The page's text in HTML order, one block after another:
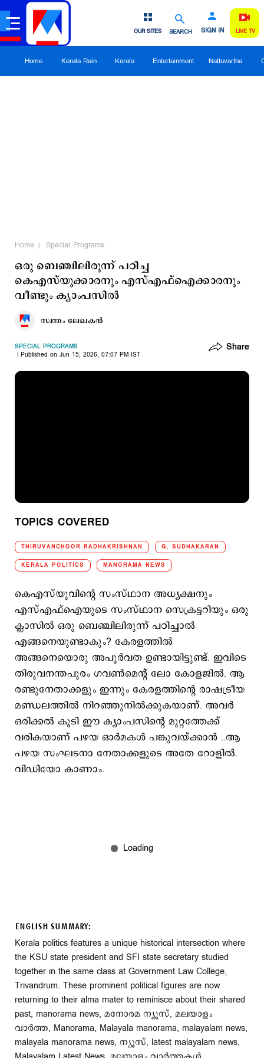
SEARCH SIGN IN
OUR SITES LIVE TV
Home Kerala Rain Kerala Entertainment Nattuvartha
Home Special Programs
ഒരു ബെഞ്ചിലിരുന്ന് പഠിച്ച
കെഎസ്‌യുക്കാരനും എസ്എഫ്ഐക്കാരനും
വീണ്ടും ക്യാംപസില്‍
സ്വന്തം ലേഖകൻ
SPECIAL PROGRAMS
Published on Jun 15, 2026, 07:07 PM IST
Share
TOPICS COVERED
THIRUVANCHOOR RADHAKRISHNAN G. SUDHAKARAN
KERALA POLITICS MANORAMA NEWS
കെഎസ്​യുവിന്‍റെ സംസ്ഥാന അധ്യക്ഷനും
എസ്എഫ്ഐയുടെ സംസ്ഥാന സെക്രട്ടറിയും ഒരു
ക്ലാസില്‍ ഒരു ബെഞ്ചിലിരുന്ന് പഠിച്ചാല്‍
എങ്ങനെയുണ്ടാകും? കേരളത്തില്‍
അങ്ങനെയൊരു അപൂര്‍വത ഉണ്ടായിട്ടുണ്ട്. ഇവിടെ
തിരുവനന്തപുരം ഗവണ്‍മെന്‍റ് ലോ കോളജില്‍. ആ
രണ്ടുനേതാക്കളും ഇന്നും കേരളത്തിന്‍റെ രാഷട്രീയ
മണ്ഡലത്തില്‍ നിറഞ്ഞുനില്‍ക്കുകയാണ്. അവര്‍
ഒരിക്കല്‍ കൂടി ഈ ക്യാംപസിന്‍റെ മുറ്റത്തേക്ക്
വരികയാണ് പഴയ ഓര്‍മകള്‍ പങ്കുവയ്ക്കാന്‍ ..ആ
പഴയ സംഘടനാ നേതാക്കളുടെ അതേ റോളില്‍.
വിഡിയോ കാണാം.
ENGLISH SUMMARY:
Kerala politics features a unique historical intersection where
the KSU state president and SFI state secretary studied
together in the same class at Government Law College,
Trivandrum. These prominent political figures are now
returning to their alma mater to reminisce about their shared
past, manorama news, മനോരമ ന്യൂസ്, മലയാളം
വാർത്ത, Manorama, Malayala manorama, malayalam news,
malayala manorama news, ന്യൂസ്‌, latest malayalam news,